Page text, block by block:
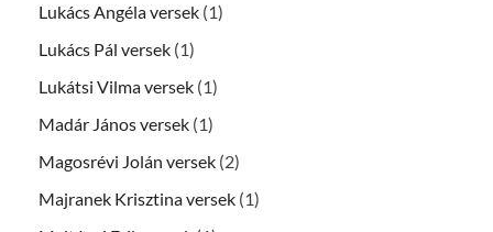
Lukács Angéla versek (1)
Lukács Pál versek (1)
Lukátsi Vilma versek (1)
Madár János versek (1)
Magosrévi Jolán versek (2)
Majranek Krisztina versek (1)